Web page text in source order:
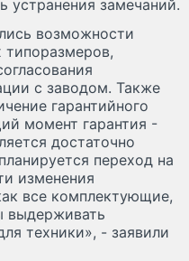
устранения замечаний.
возможности
типоразмеров,
с заводом. Также
гарантийного
момент гарантия -
достаточно
переход на
изменения
все комплектующие,
выдерживать
техники», - заявили